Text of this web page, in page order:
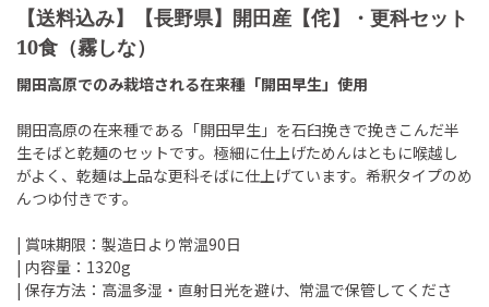
【送料込み】【長野県】開田産【侘】・更科セット
10食（霧しな）
開田高原でのみ栽培される在来種「開田早生」使用
開田高原の在来種である「開田早生」を石臼挽きで挽きこんだ半
生そばと乾麺のセットです。極細に仕上げためんはともに喉越し
がよく、乾麺は上品な更科そばに仕上げています。希釈タイプのめ
んつゆ付きです。
| 賞味期限：製造日より常温90日
| 内容量：1320g
| 保存方法：高温多湿・直射日光を避け、常温で保管してくださ